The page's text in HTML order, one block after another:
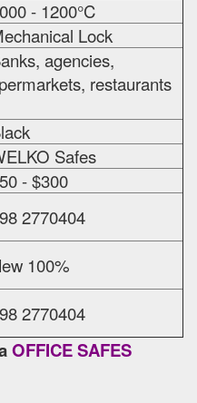
- 1200°C
Lock
agencies,
restaurants
Safes
- $300
2770404
100%
2770404
OFFICE SAFES